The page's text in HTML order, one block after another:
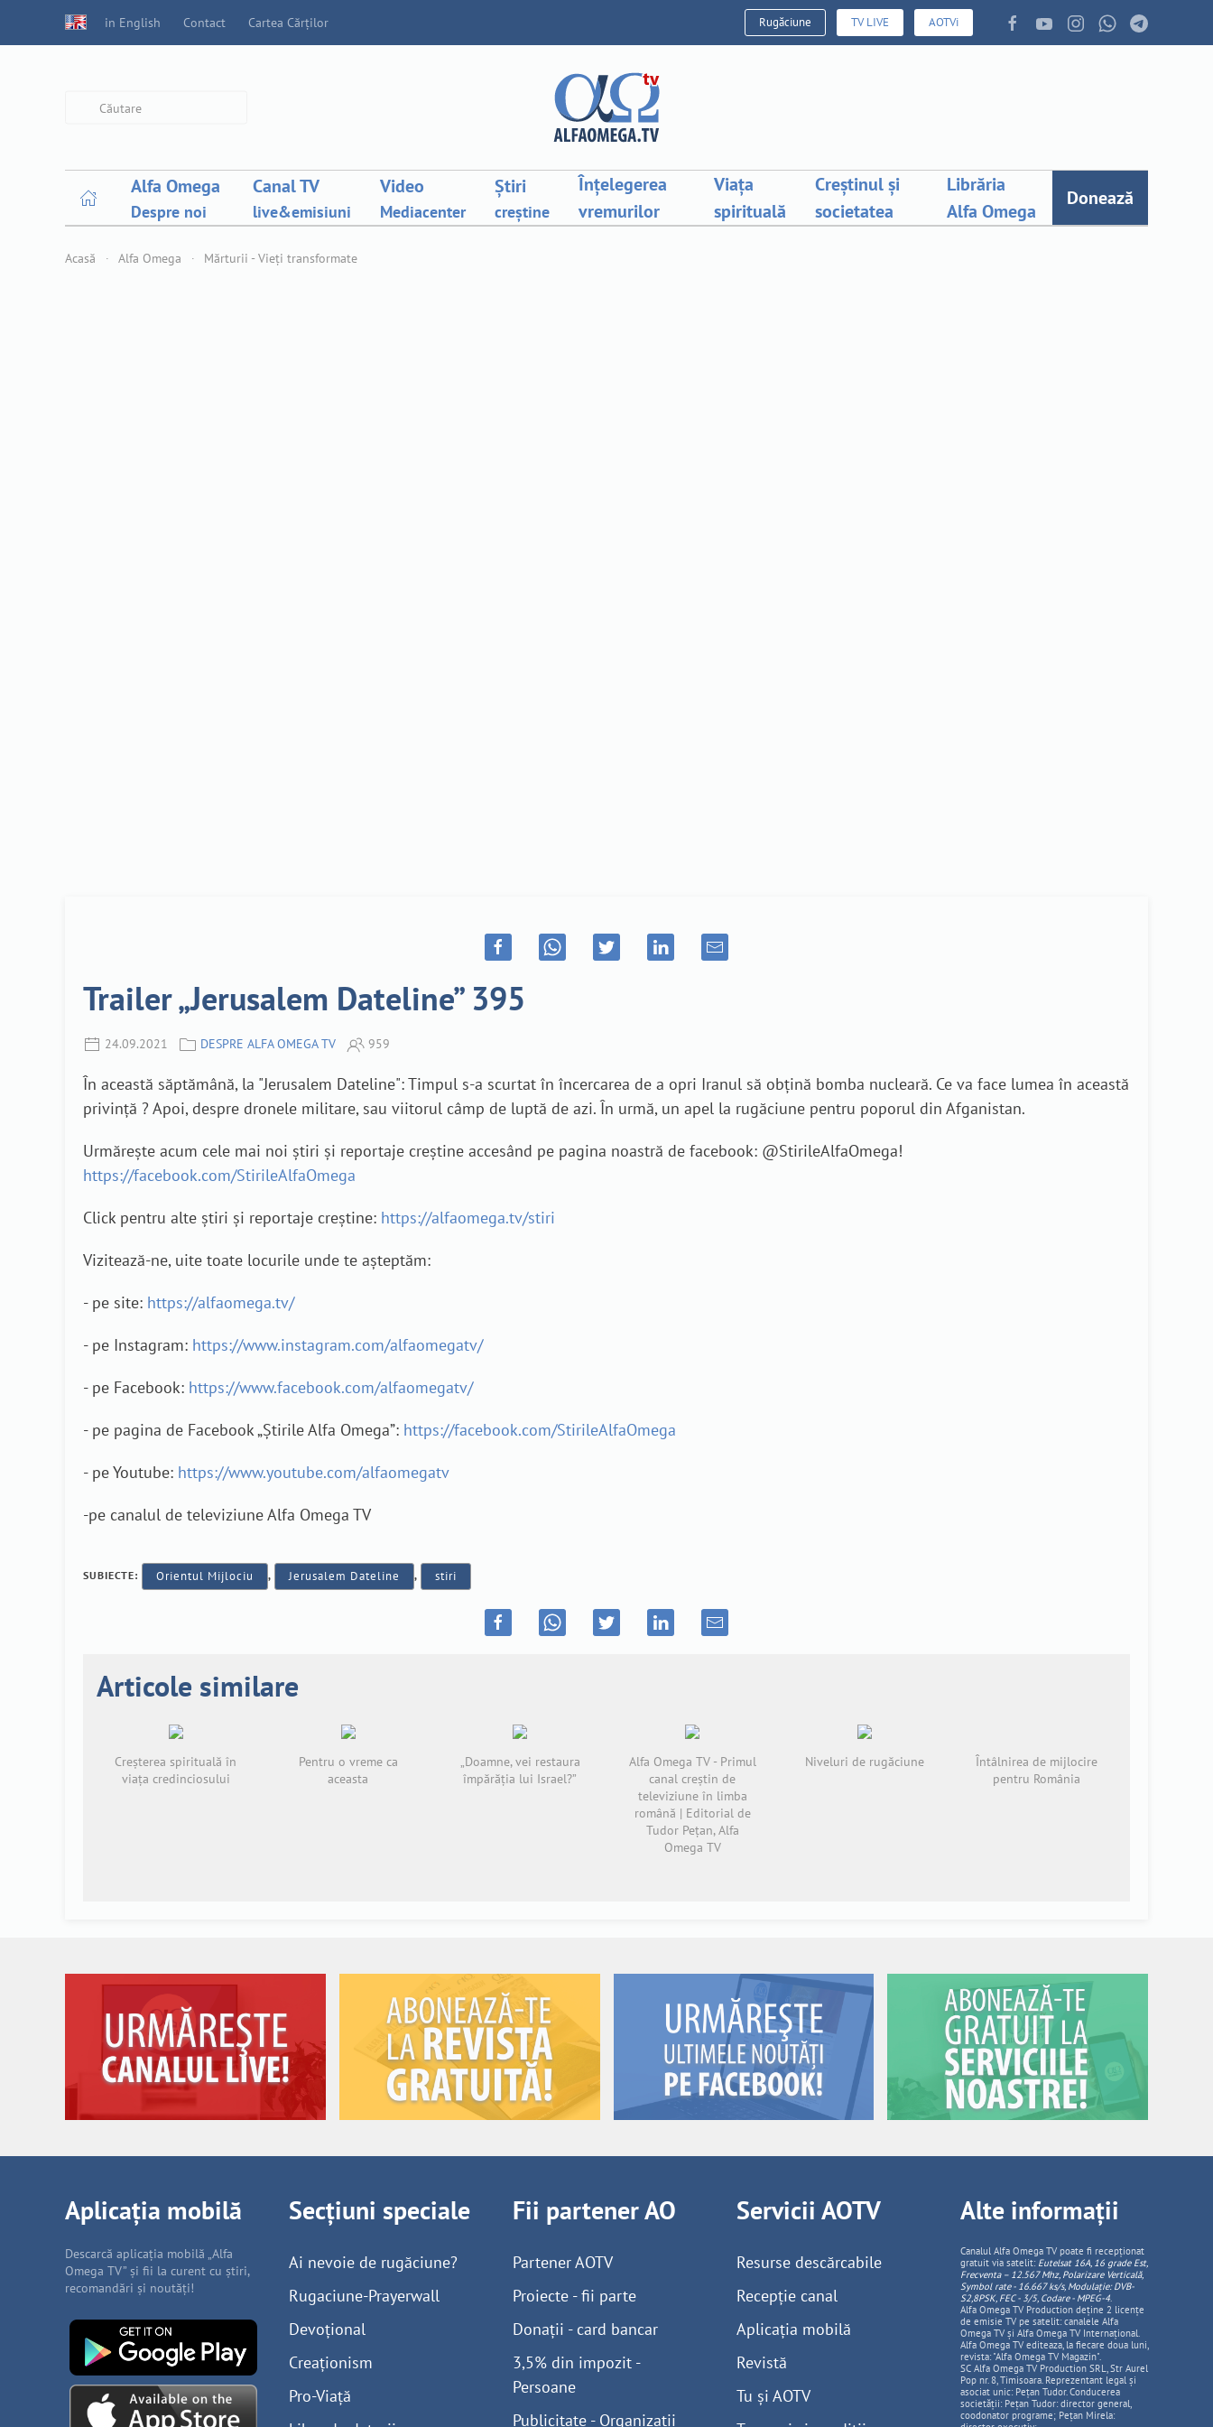
in English Contact Cartea Cărților Rugăciune TV LIVE AOTVi
Alfa Omega
Despre noi
Canal TV
live&emisiuni
Video
Mediacenter
Știri
creștine
Înțelegerea
vremurilor
Viața
spirituală
Creștinul și
societatea
Librăria
Alfa Omega
Donează
Acasă Alfa Omega Mărturii - Vieți transformate
Trailer „Jerusalem Dateline” 395
24.09.2021 DESPRE ALFA OMEGA TV 959
În această săptămână, la "Jerusalem Dateline": Timpul s-a scurtat în încercarea de a opri Iranul să obțină bomba nucleară. Ce va face lumea în această
privință ? Apoi, despre dronele militare, sau viitorul câmp de luptă de azi. În urmă, un apel la rugăciune pentru poporul din Afganistan.
Urmărește acum cele mai noi știri și reportaje creștine accesând pe pagina noastră de facebook: @StirileAlfaOmega!
https://facebook.com/StirileAlfaOmega
Click pentru alte știri și reportaje creștine: https://alfaomega.tv/stiri
Vizitează-ne, uite toate locurile unde te așteptăm:
- pe site: https://alfaomega.tv/
- pe Instagram: https://www.instagram.com/alfaomegatv/
- pe Facebook: https://www.facebook.com/alfaomegatv/
- pe pagina de Facebook „Știrile Alfa Omega”: https://facebook.com/StirileAlfaOmega
- pe Youtube: https://www.youtube.com/alfaomegatv
-pe canalul de televiziune Alfa Omega TV
SUBIECTE: Orientul Mijlociu , Jerusalem Dateline , stiri
Articole similare
Creșterea spirituală în
viața credinciosului
Pentru o vreme ca
aceasta
„Doamne, vei restaura
împărăția lui Israel?”
Alfa Omega TV - Primul
canal creștin de
televiziune în limba
română | Editorial de
Tudor Pețan, Alfa
Omega TV
Niveluri de rugăciune
Întâlnirea de mijlocire
pentru România
Aplicația mobilă
Descarcă aplicația mobilă „Alfa
Omega TV” și fii la curent cu știri,
recomandări și noutăți!
Secțiuni speciale
Ai nevoie de rugăciune?
Rugaciune-Prayerwall
Devoțional
Creaționism
Pro-Viață
Fii partener AO
Partener AOTV
Proiecte - fii parte
Donații - card bancar
3,5% din impozit -
Persoane
Publicitate - Organizații
Servicii AOTV
Resurse descărcabile
Recepție canal
Aplicația mobilă
Revistă
Tu și AOTV
Alte informații
Canalul Alfa Omega TV poate fi recepționat
gratuit via satelit: Eutelsat 16A, 16 grade Est,
Frecventa – 12.567 Mhz, PolarizareVerticală,
Symbol rate - 16.667 ks/s, Modulație: DVB-
S2,8PSK, FEC - 3/5, Codare - MPEG-4.
Alfa Omega TV Production deține 2 licențe
de emisie TV pe satelit: canalele Alfa
Omega TV și Alfa Omega TV Internațional.
Alfa Omega TV editeaza, la fiecare doua luni,
revista: "Alfa Omega TV Magazin".
SC Alfa Omega TV Production SRL, Str Aurel
Pop nr. 8, Timisoara. Reprezentant legal și
asociat unic: Pețan Tudor. Conducerea
societății: Pețan Tudor: director general,
coodonator programe; Pețan Mirela: